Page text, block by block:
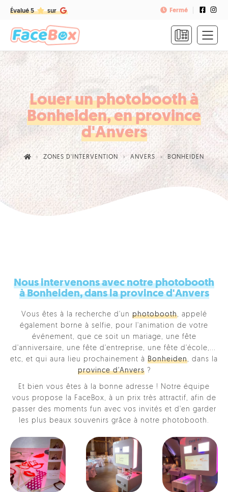
Évalué 5 sur Fermé
ACCUEIL
FORMULES
TARIFS
FAQ
CONTACT
NOUS
APPELER
RÉSERVER
Louer un photobooth à
Bonheiden, en province
d'Anvers
ZONES D'INTERVENTION ANVERS BONHEIDEN
Nous intervenons avec notre photobooth
à Bonheiden, dans la province d'Anvers
Vous êtes à la recherche d'un photobooth, appelé
également borne à selfie, pour l'animation de votre
événement, que ce soit un mariage, une fête
d'anniversaire, une fête d'entreprise, une fête d'école,...
etc, et qui aura lieu prochainement à Bonheiden, dans la
province d'Anvers?
Et bien vous êtes à la bonne adresse ! Notre équipe
vous propose la FaceBox, à un prix très attractif, afin de
passer des moments fun avec vos invités et d'en garder
les plus beaux souvenirs grâce à notre photobooth.